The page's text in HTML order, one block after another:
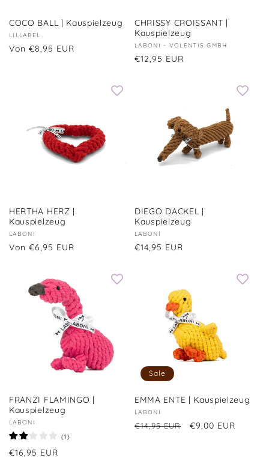
COCO BALL | Kauspielzeug
Anbieter:
LILLABEL
Normaler
Von €8,95 EUR
CHRISSY CROISSANT |
Kauspielzeug
Anbieter:
LABONI - VOLENTIS GMBH
Normaler
€12,95 EUR
HERTHA HERZ |
Kauspielzeug
Anbieter:
LABONI
Normaler
Von €6,95 EUR
DIEGO DACKEL |
Kauspielzeug
Anbieter:
LABONI
Normaler
€14,95 EUR
FRANZI FLAMINGO |
Kauspielzeug
Anbieter:
LABONI
(1)1
Normaler
€16,95 EUR
Sale
EMMA ENTE | Kauspielzeug
Anbieter:
LABONI
Normaler
€14,95 EUR Verkaufspreis
€9,00 EUR